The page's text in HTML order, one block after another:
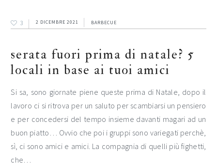
3 2 DICEMBRE 2021 BARBECUE
serata fuori prima di natale? 5
locali in base ai tuoi amici
Si sa, sono giornate piene queste prima di Natale, dopo il
lavoro ci si ritrova per un saluto per scambiarsi un pensiero
e per concedersi del tempo insieme davanti magari ad un
buon piatto… Ovvio che poi i gruppi sono variegati perchè,
sì, ci sono amici e amici. La compagnia di quelli più fighetti,
che…